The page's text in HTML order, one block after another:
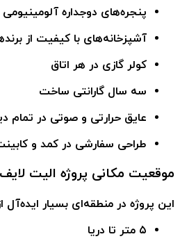
پنجره‌های دوجداره
آشپزخانه‌های با کیفیت از
کولر گازی در هر اتاق
سه سال گارانتی ساخت
عایق حرارتی و صوتی در تمام
طراحی سفارشی در کمد و
موقعیت مکانی پروژه الیت
این پروژه در منطقه‌ای بسیار
۵ متر تا دریا